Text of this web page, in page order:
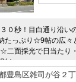
０秒！目白通り沿い
たっぷり☆9帖の広々
☆二面採光で日当たり
☆
豊島区雑司が谷２丁